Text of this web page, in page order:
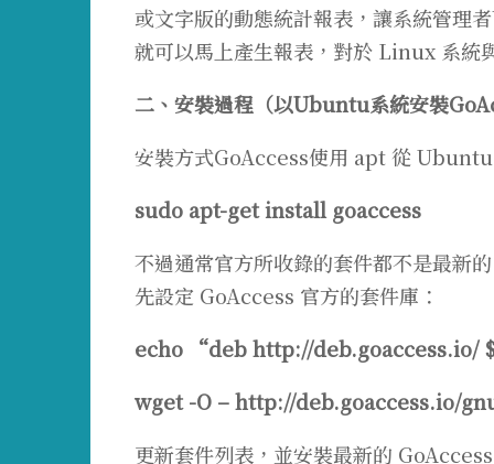
或文字版的動態統計報表，讓系統管理
就可以馬上產生報表，對於 Linux 系統
二、安裝過程（以Ubuntu系統安裝
安裝方式GoAccess使用 apt 從
sudo apt-get install goaccess
不過通常官方所收錄的套件都不是最
先設定 GoAccess 官方的套件庫：
echo “deb http://deb.goaccess.io/
wget -O – http://deb.goaccess.io/
更新套件列表，並安裝最新的